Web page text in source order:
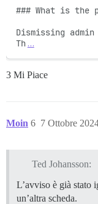
### What is the
Dismissing
Th …
3 Mi Piace
Moin 7 Ottobre
6
Ted Johansson:
L’avviso è già stato
un’altra scheda.